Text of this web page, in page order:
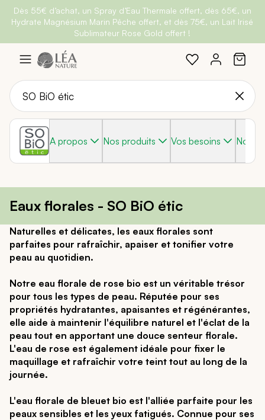
Belle semaine : Profitez de-25% + Livraison offertedès 30€
d'achat avec le codeBELLEBIO
BRADERIE :-40% sur une sélection de produits
Dès 55€ d’achat, un Spray d’Eau Thermale offert, dès 65€, un
Hydrate Magnésium Marin Pêche offert, et dès 75€, un Lait Irisé
Sublimateur Rose Gold offert !
A propos Nos produits Vos besoins Nos
Eaux florales - SO BiO étic
Naturelles et délicates, les eaux florales sont
parfaites pour rafraîchir, apaiser et tonifier votre
peau au quotidien.
Notre eau florale de rose bio est un véritable trésor
pour tous les types de peau. Réputée pour ses
propriétés hydratantes, apaisantes et régénérantes,
elle aide à maintenir l'équilibre naturel et l'éclat de la
peau tout en apportant une douce senteur florale.
L'eau de rose est également idéale pour fixer le
maquillage et rafraîchir votre teint tout au long de la
journée.
L'eau florale de bleuet bio est l'alliée parfaite pour les
peaux sensibles et les yeux fatigués. Connue pour ses